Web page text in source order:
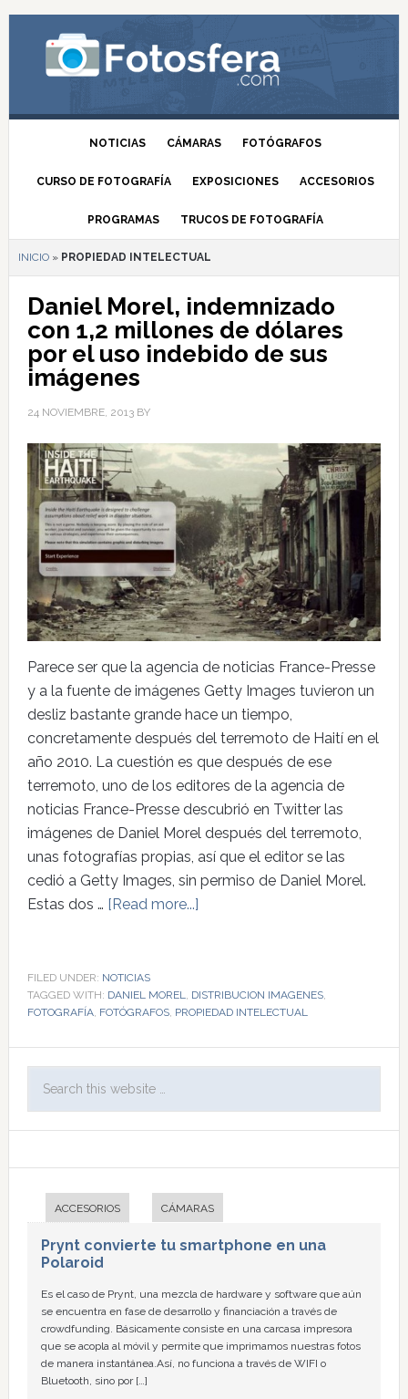
NOTICIAS CÁMARAS FOTÓGRAFOS
CURSO DE FOTOGRAFÍA EXPOSICIONES ACCESORIOS
PROGRAMAS TRUCOS DE FOTOGRAFÍA
INICIO» PROPIEDAD INTELECTUAL
Daniel Morel, indemnizado
con 1,2 millones de dólares
por el uso indebido de sus
imágenes
24 NOVIEMBRE, 2013BY
Parece ser que la agencia de noticias France-Presse
y a la fuente de imágenes Getty Images tuvieron un
desliz bastante grande hace un tiempo,
concretamente después del terremoto de Haití en el
año 2010. La cuestión es que después de ese
terremoto, uno de los editores de la agencia de
noticias France-Presse descubrió en Twitter las
imágenes de Daniel Morel después del terremoto,
unas fotografías propias, así que el editor se las
cedió a Getty Images, sin permiso de Daniel Morel.
Estas dos … [Read more...]
FILED UNDER: NOTICIAS
TAGGED WITH: DANIEL MOREL, DISTRIBUCION IMAGENES,
FOTOGRAFÍA, FOTÓGRAFOS, PROPIEDAD INTELECTUAL
ACCESORIOS CÁMARAS
Prynt convierte tu smartphone en una
Polaroid
Es el caso de Prynt, una mezcla de hardware y software que aún
se encuentra en fase de desarrollo y financiación a través de
crowdfunding. Básicamente consiste en una carcasa impresora
que se acopla al móvil y permite que imprimamos nuestras fotos
de manera instantánea.Así, no funciona a través de WIFI o
Bluetooth, sino por […]